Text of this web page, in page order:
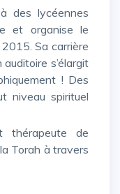
et organise le
Sa carrière
s’élargit
! Des
niveau spirituel
Torah à travers